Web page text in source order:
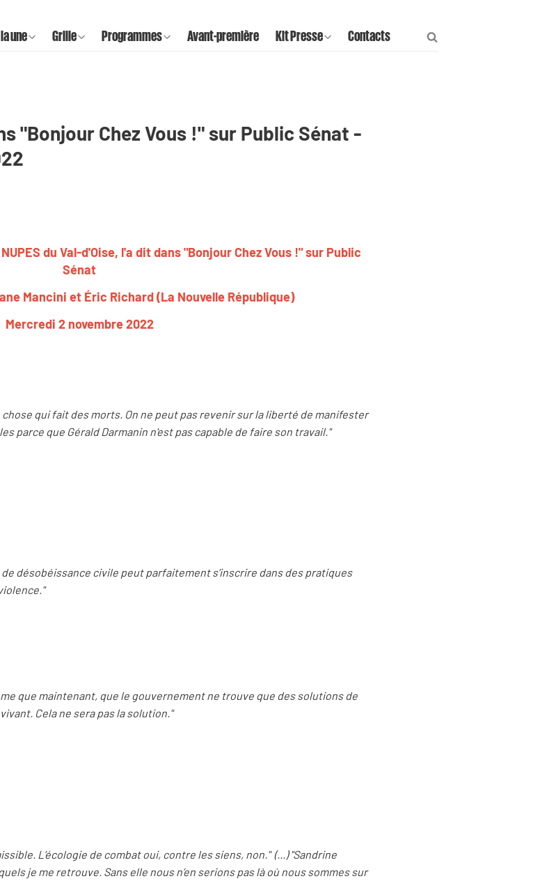
une Grille Programmes Avant-première Kit Presse Contacts
"Bonjour Chez Vous !" sur Public Sénat -
du Val-d'Oise, l'a dit dans "Bonjour Chez Vous !" sur Public
Sénat
Mancini et Éric Richard (La Nouvelle République)
Mercredi 2 novembre 2022
qui fait des morts. On ne peut pas revenir sur la liberté de manifester
parce que Gérald Darmanin n'est pas capable de faire son travail."
de désobéissance civile peut parfaitement s’inscrire dans des pratiques
que maintenant, que le gouvernement ne trouve que des solutions de
Cela ne sera pas la solution."
L’écologie de combat oui, contre les siens, non." (...) "Sandrine
je me retrouve. Sans elle nous n’en serions pas là où nous sommes sur